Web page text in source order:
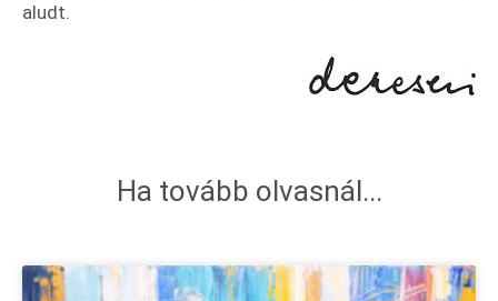
aludt.
Ha tovább olvasnál...